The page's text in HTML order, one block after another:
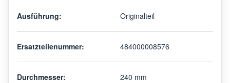
Ausführung:
Originalteil
Ersatzteilenummer: 484000008576
Durchmesser: 240 mm